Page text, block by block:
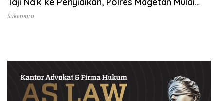
Taji Naik ke Penyidikan, Polres Magetan Mulai
Hitung Kerugian Negara
Sukomoro